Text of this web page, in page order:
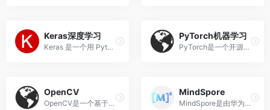
Keras深度学习
Keras 是一个用 Python 编写的高级神经网络 API
PyTorch机器学习
PyTorch是一个开源的Python机器学习库
OpenCV
OpenCV是一个基于BSD许可（开源）发行的跨平台计算机视觉库
MindSpore
MindSpore是由华为推出的新一代全场景AI计算框架